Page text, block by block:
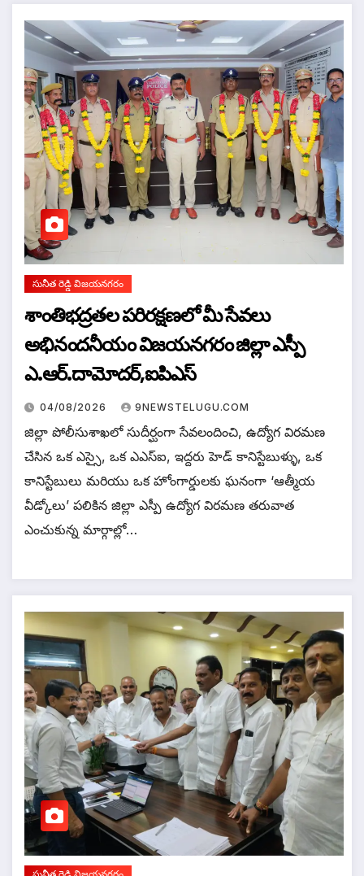
సునీత రెడ్డి విజయనగరం
శాంతిభద్రతల పరిరక్షణలో మీ సేవలు
అభినందనీయం విజయనగరం జిల్లా ఎస్పీ
ఎ.ఆర్.దామోదర్,ఐపిఎస్
04/08/2026 9NEWSTELUGU.COM
జిల్లా పోలీసుశాఖలో సుదీర్ఘంగా సేవలందించి, ఉద్యోగ విరమణ
చేసిన ఒక ఎస్సై, ఒక ఎఎస్ఐ, ఇద్దరు హెడ్ కానిస్టేబుళ్ళు, ఒక
కానిస్టేబులు మరియు ఒక హోంగార్డులకు ఘనంగా ‘ఆత్మీయ
వీడ్కోలు’ పలికిన జిల్లా ఎస్పీ ఉద్యోగ విరమణ తరువాత
ఎంచుకున్న మార్గాల్లో…